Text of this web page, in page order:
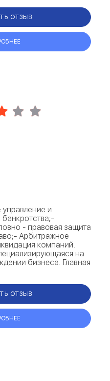
ОТЗЫВ
управление и
- правовая защита
Арбитражное
компаний.
на
бизнеса. Главная
ОТЗЫВ